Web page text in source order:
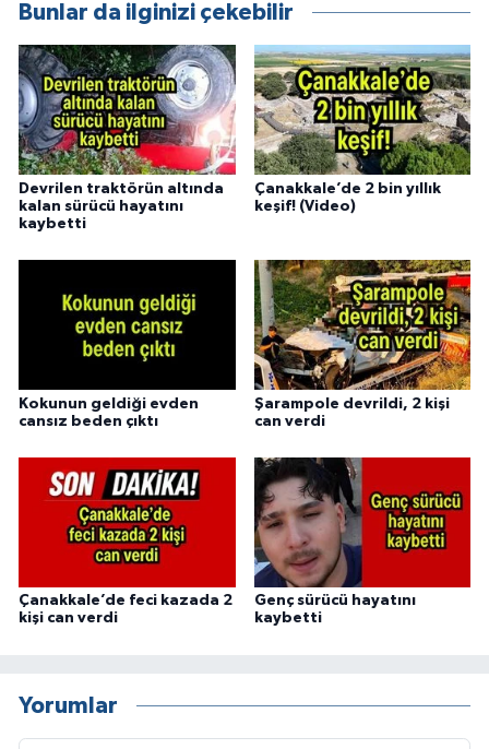
Bunlar da ilginizi çekebilir
Devrilen traktörün altında
kalan sürücü hayatını
kaybetti
Çanakkale’de 2 bin yıllık
keşif! (Video)
Kokunun geldiği evden
cansız beden çıktı
Şarampole devrildi, 2 kişi
can verdi
Çanakkale’de feci kazada 2
kişi can verdi
Genç sürücü hayatını
kaybetti
Yorumlar